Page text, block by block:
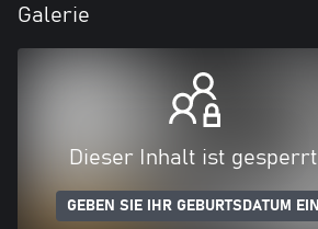
Galerie
Dieser Inhalt ist gesperrt
GEBEN SIE IHR GEBURTSDATUM EIN